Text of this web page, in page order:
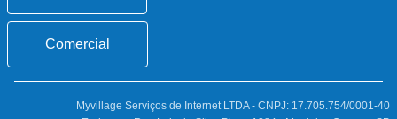
Comercial
Myvillage Serviços de Internet LTDA - CNPJ: 17.705.754/0001-40